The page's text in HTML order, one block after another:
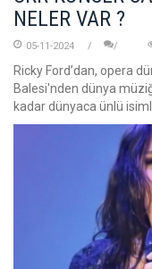
NELER VAR ?
05-11-2024
Ricky Ford’dan, opera
Balesi'nden dünya
kadar dünyaca ünlü